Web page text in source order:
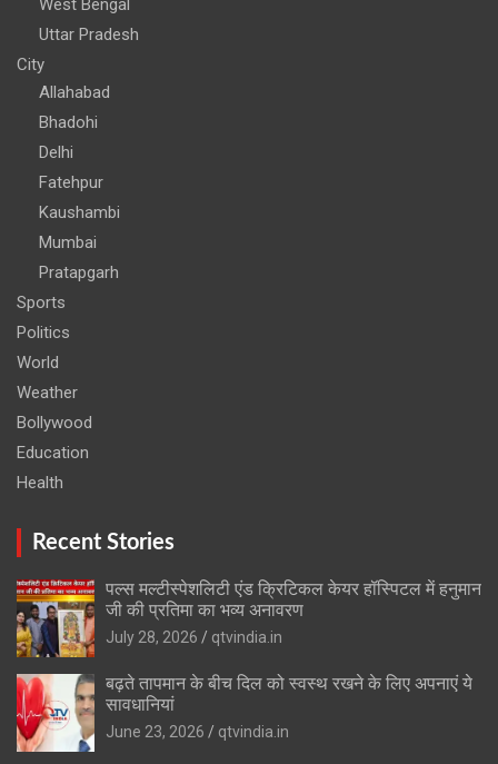
Uttar Pradesh
City
Allahabad
Bhadohi
Delhi
Fatehpur
Kaushambi
Mumbai
Pratapgarh
Sports
Politics
World
Weather
Bollywood
Education
Health
Recent Stories
पल्स मल्टीस्पेशलिटी एंड क्रिटिकल केयर हॉस्पिटल में हनुमान
जी की प्रतिमा का भव्य अनावरण
July 28, 2026
qtvindia.in
बढ़ते तापमान के बीच दिल को स्वस्थ रखने के लिए अपनाएं ये
सावधानियां
June 23, 2026
qtvindia.in